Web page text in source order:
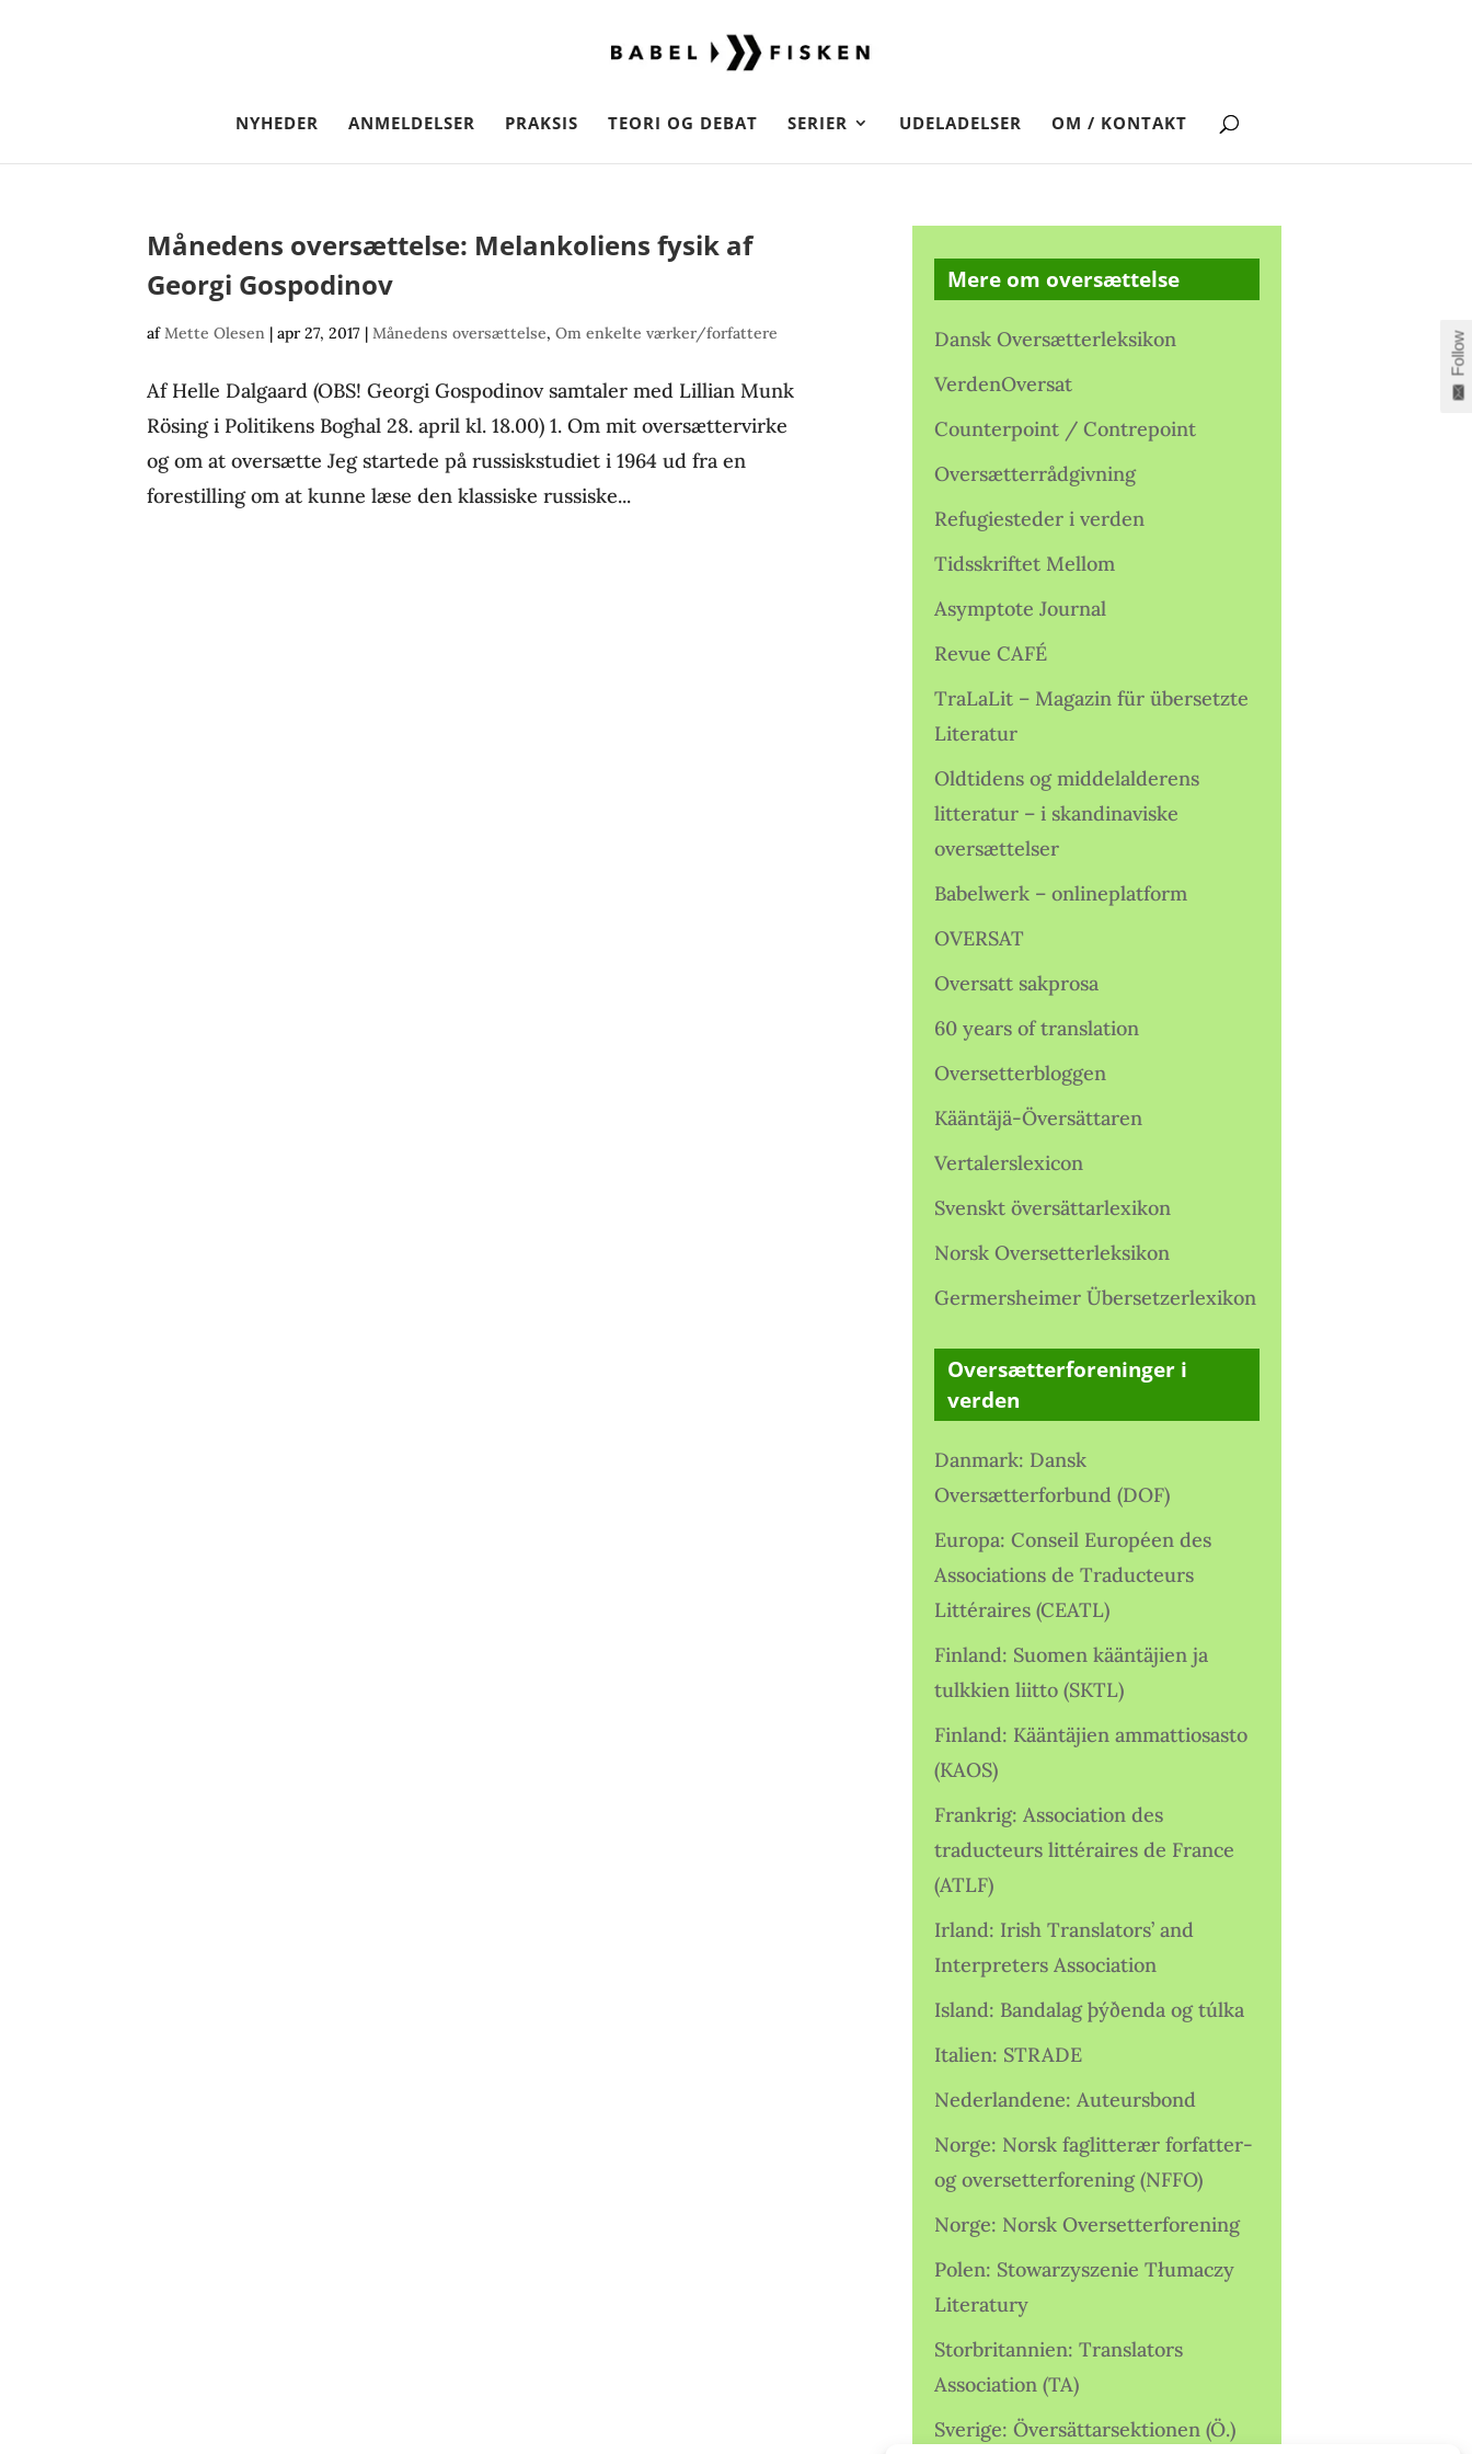
NYHEDER ANMELDELSER PRAKSIS TEORI OG DEBAT SERIER UDELADELSER OM / KONTAKT
Månedens oversættelse: Melankoliens fysik af
Georgi Gospodinov
afMette Olesen |apr 27, 2017 |Månedens oversættelse,Om enkelte værker/forfattere
Af Helle Dalgaard (OBS! Georgi Gospodinov samtaler med Lillian Munk
Rösing i Politikens Boghal 28. april kl. 18.00) 1. Om mit oversættervirke
og om at oversætte Jeg startede på russiskstudiet i 1964 ud fra en
forestilling om at kunne læse den klassiske russiske...
Mere om oversættelse
Dansk Oversætterleksikon
VerdenOversat
Counterpoint / Contrepoint
Oversætterrådgivning
Refugiesteder i verden
Tidsskriftet Mellom
Asymptote Journal
Revue CAFÉ
TraLaLit – Magazin für übersetzte
Literatur
Oldtidens og middelalderens
litteratur – i skandinaviske
oversættelser
Babelwerk – onlineplatform
OVERSAT
Oversatt sakprosa
60 years of translation
Oversetterbloggen
Kääntäjä-Översättaren
Vertalerslexicon
Svenskt översättarlexikon
Norsk Oversetterleksikon
Germersheimer Übersetzerlexikon
Oversætterforeninger i
verden
Danmark: Dansk
Oversætterforbund (DOF)
Europa: Conseil Européen des
Associations de Traducteurs
Littéraires (CEATL)
Finland: Suomen kääntäjien ja
tulkkien liitto (SKTL)
Finland: Kääntäjien ammattiosasto
(KAOS)
Frankrig: Association des
traducteurs littéraires de France
(ATLF)
Irland: Irish Translators’ and
Interpreters Association
Island: Bandalag þýðenda og túlka
Italien: STRADE
Nederlandene: Auteursbond
Norge: Norsk faglitterær forfatter-
og oversetterforening (NFFO)
Norge: Norsk Oversetterforening
Polen: Stowarzyszenie Tłumaczy
Literatury
Storbritannien: Translators
Association (TA)
Sverige: Översättarsektionen (Ö.)
Follow